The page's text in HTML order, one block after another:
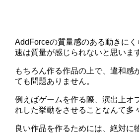
AddForceの質量感のある動きに
速は質量が感じられないと思いま
もちろん作る作品の上で、違和感
ても問題ありません。
例えばゲームを作る際、演出上オ
れした挙動をさせることなんて多
良い作品を作るためには、絶対に